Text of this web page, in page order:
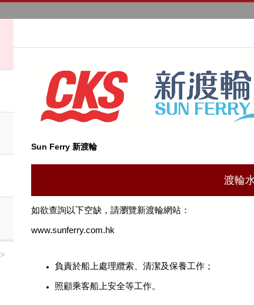
>
Sun Ferry 新渡輪
渡輪
如欲查詢以下空缺，請瀏覽新渡輪網站：
www.sunferry.com.hk
負責於船上處理纜索、清潔及保養工作；
照顧乘客船上安全等工作。